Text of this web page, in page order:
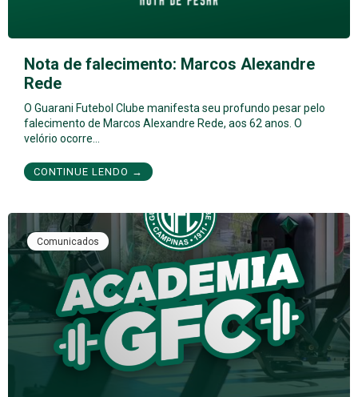
Nota de falecimento: Marcos Alexandre
Rede
O Guarani Futebol Clube manifesta seu profundo pesar pelo
falecimento de Marcos Alexandre Rede, aos 62 anos. O
velório ocorre…
CONTINUE LENDO →
Comunicados